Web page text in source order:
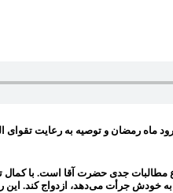
ماه رمضان و توصیه به رعایت تقوای
مطالبات جدی حضرت آقا است. با
خودش جرأت می‌دهد، ازدواج کند.